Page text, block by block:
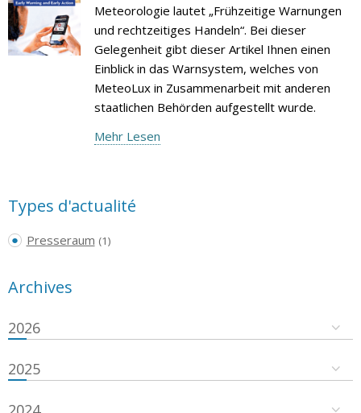
Meteorologie lautet „Frühzeitige Warnungen
und rechtzeitiges Handeln“. Bei dieser
Gelegenheit gibt dieser Artikel Ihnen einen
Einblick in das Warnsystem, welches von
MeteoLux in Zusammenarbeit mit anderen
staatlichen Behörden aufgestellt wurde.
Mehr Lesen
Types d'actualité
Presseraum (1)
Archives
2026
2025